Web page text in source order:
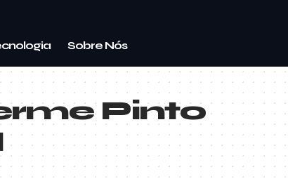
Sobre Nós
Pinto